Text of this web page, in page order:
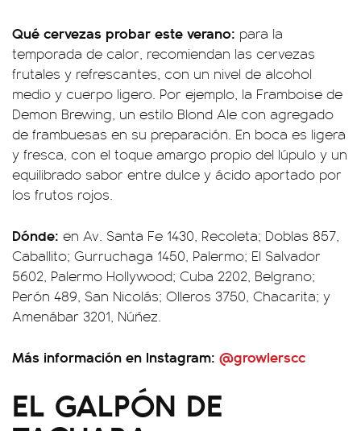
Qué cervezas probar este verano: para la
temporada de calor, recomiendan las cervezas
frutales y refrescantes, con un nivel de alcohol
medio y cuerpo ligero. Por ejemplo, la Framboise de
Demon Brewing, un estilo Blond Ale con agregado
de frambuesas en su preparación. En boca es ligera
y fresca, con el toque amargo propio del lúpulo y un
equilibrado sabor entre dulce y ácido aportado por
los frutos rojos.
Dónde: en Av. Santa Fe 1430, Recoleta; Doblas 857,
Caballito; Gurruchaga 1450, Palermo; El Salvador
5602, Palermo Hollywood; Cuba 2202, Belgrano;
Perón 489, San Nicolás; Olleros 3750, Chacarita; y
Amenábar 3201, Núñez.
Más información en Instagram: @growlerscc
EL GALPÓN DE